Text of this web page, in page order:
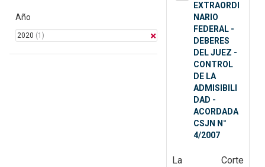
Año
2020 (1)
EXTRAORDI
NARIO
FEDERAL -
DEBERES
DEL JUEZ -
CONTROL
DE LA
ADMISIBILI
DAD -
ACORDADA
CSJN N°
4/2007
La Corte